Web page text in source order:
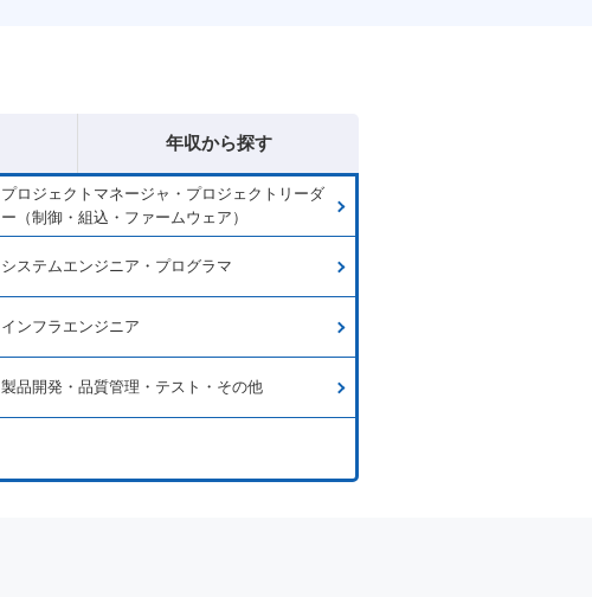
年収から探す
プロジェクトマネージャ・プロジェクトリーダ
ー（制御・組込・ファームウェア）
システムエンジニア・プログラマ
インフラエンジニア
製品開発・品質管理・テスト・その他